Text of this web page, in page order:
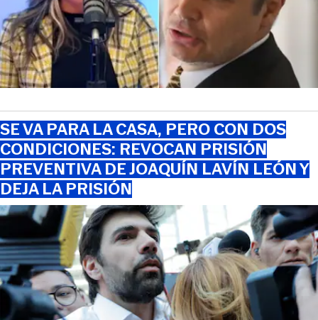
SE VA PARA LA CASA, PERO CON DOS
CONDICIONES: REVOCAN PRISIÓN
PREVENTIVA DE JOAQUÍN LAVÍN LEÓN Y
DEJA LA PRISIÓN